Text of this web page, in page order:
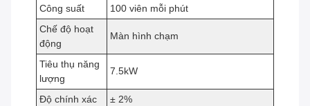
Công suất
100 viên mỗi phút
Chế độ hoạt
động
Màn hình chạm
Tiêu thụ năng
lượng
7.5kW
Độ chính xác
± 2%